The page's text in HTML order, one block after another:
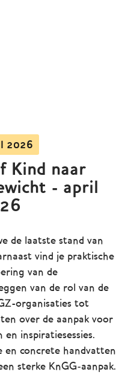
2026
Kind naar
- april
de laatste stand van
vind je praktische
van de
van de rol van de
organisaties tot
over de aanpak voor
inspiratiesessies.
concrete handvatten
sterke KnGG‑aanpak.